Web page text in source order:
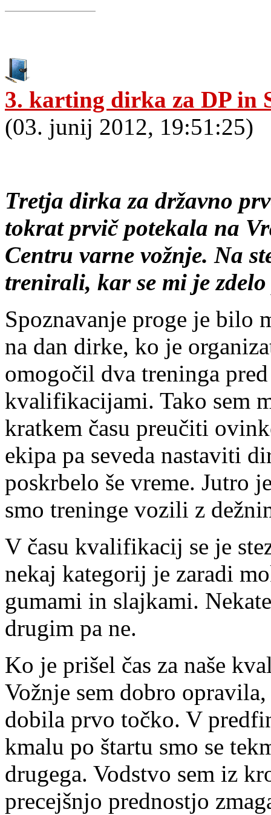
3. karting dirka za DP in
(03. junij 2012, 19:51:25)
Tretja dirka za državno
tokrat prvič potekala na
Centru varne vožnje. Na
trenirali, kar se mi je
Spoznavanje proge je bilo
na dan dirke, ko je
omogočil dva treninga pred
kvalifikacijami. Tako sem
kratkem času preučiti
ekipa pa seveda nastaviti
poskrbelo še vreme. Jutro
smo treninge vozili z
V času kvalifikacij se je
nekaj kategorij je zaradi
gumami in slajkami.
drugim pa ne.
Ko je prišel čas za naše
Vožnje sem dobro
dobila prvo točko. V
kmalu po štartu smo se
drugega. Vodstvo sem iz
precejšnjo prednostjo